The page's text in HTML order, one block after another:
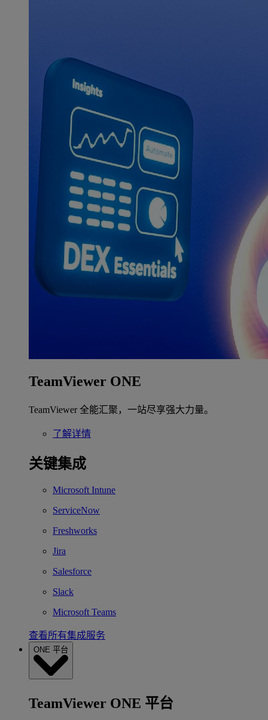
TeamViewer ONE
TeamViewer 全能汇聚，一站尽享强大力量。
了解详情
关键集成
Microsoft Intune
ServiceNow
Freshworks
Jira
Salesforce
Slack
Microsoft Teams
查看所有集成服务
ONE 平台
TeamViewer ONE 平台